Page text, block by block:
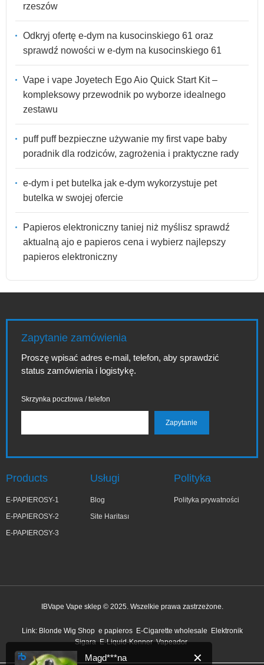
rzeszów
Odkryj ofertę e-dym na kusocinskiego 61 oraz
sprawdź nowości w e-dym na kusocinskiego 61
Vape i vape Joyetech Ego Aio Quick Start Kit –
kompleksowy przewodnik po wyborze idealnego
zestawu
puff puff bezpieczne używanie my first vape baby
poradnik dla rodziców, zagrożenia i praktyczne rady
e-dym i pet butelka jak e-dym wykorzystuje pet
butelka w swojej ofercie
Papieros elektroniczny taniej niż myślisz sprawdź
aktualną ajo e papieros cena i wybierz najlepszy
papieros elektroniczny
Zapytanie zamówienia
Proszę wpisać adres e-mail, telefon, aby sprawdzić
status zamówienia i logistykę.
Skrzynka pocztowa / telefon
Products
E-PAPIEROSY-1
E-PAPIEROSY-2
E-PAPIEROSY-3
Usługi
Blog
Site Haritası
Polityka
Polityka prywatności
IBVape Vape sklep © 2025. Wszelkie prawa zastrzeżone.
Link: Blonde Wig Shop e papieros E-Cigarette wholesale
Elektronik
Sigara E-Liquid-Kenner Vapeador
niedawno kupiony